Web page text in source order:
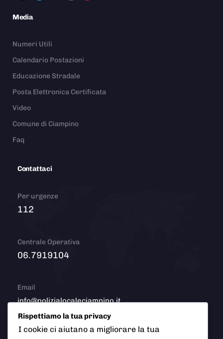
Media
Numeri Utili
Calendario Postazioni
Educazione Stradale
Posta Elettronica Certificata
Video
Comune di Ciampino
Faq
Contattaci
Per urgenze
112
Centrale Operativa
06.7919104
Email
info@polizialocaleciampino.it
Rispettiamo la tua privacy
I cookie ci aiutano a migliorare la tua